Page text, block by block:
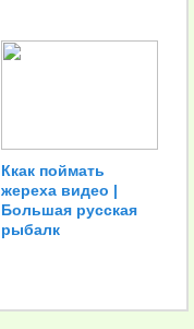
Ккак поймать
жереха видео |
Большая русская
рыбалк